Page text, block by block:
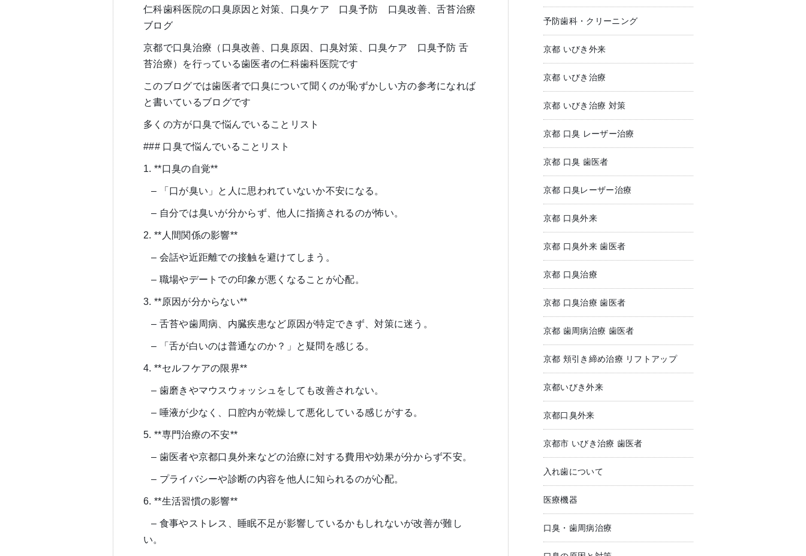
仁科歯科医院の口臭原因と対策、口臭ケア 口臭予防 口臭改善、舌苔治療
ブログ
京都で口臭治療（口臭改善、口臭原因、口臭対策、口臭ケア 口臭予防 舌
苔治療）を行っている歯医者の仁科歯科医院です
このブログでは歯医者で口臭について聞くのが恥ずかしい方の参考になれば
と書いているブログです
多くの方が口臭で悩んでいることリスト
### 口臭で悩んでいることリスト
1. **口臭の自覚**
– 「口が臭い」と人に思われていないか不安になる。
– 自分では臭いが分からず、他人に指摘されるのが怖い。
2. **人間関係の影響**
– 会話や近距離での接触を避けてしまう。
– 職場やデートでの印象が悪くなることが心配。
3. **原因が分からない**
– 舌苔や歯周病、内臓疾患など原因が特定できず、対策に迷う。
– 「舌が白いのは普通なのか？」と疑問を感じる。
4. **セルフケアの限界**
– 歯磨きやマウスウォッシュをしても改善されない。
– 唾液が少なく、口腔内が乾燥して悪化している感じがする。
5. **専門治療の不安**
– 歯医者や京都口臭外来などの治療に対する費用や効果が分からず不安。
– プライバシーや診断の内容を他人に知られるのが心配。
6. **生活習慣の影響**
– 食事やストレス、睡眠不足が影響しているかもしれないが改善が難し
い。
予防歯科・クリーニング
京都 いびき外来
京都 いびき治療
京都 いびき治療 対策
京都 口臭 レーザー治療
京都 口臭 歯医者
京都 口臭レーザー治療
京都 口臭外来
京都 口臭外来 歯医者
京都 口臭治療
京都 口臭治療 歯医者
京都 歯周病治療 歯医者
京都 頬引き締め治療 リフトアップ
京都いびき外来
京都口臭外来
京都市 いびき治療 歯医者
入れ歯について
医療機器
口臭・歯周病治療